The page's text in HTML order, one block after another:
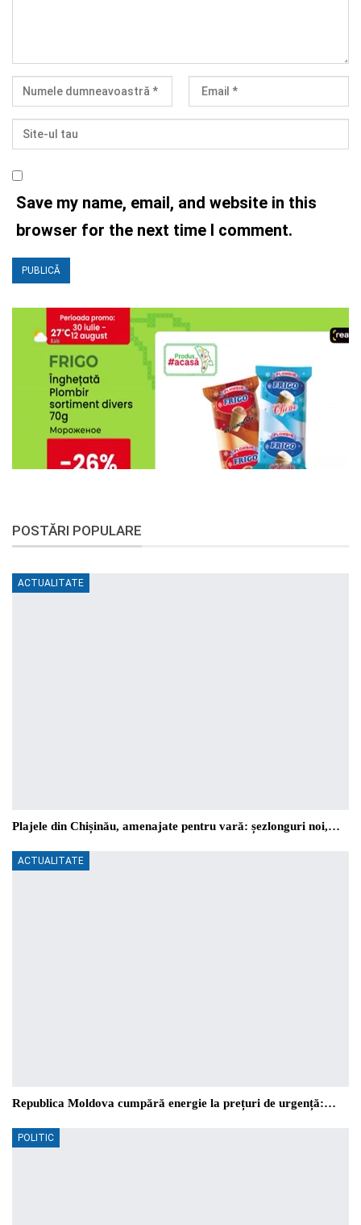
Save my name, email, and website in this
browser for the next time I comment.
POSTĂRI POPULARE
ACTUALITATE
Plajele din Chișinău, amenajate pentru vară: șezlonguri noi,…
ACTUALITATE
Republica Moldova cumpără energie la prețuri de urgență:…
POLITIC